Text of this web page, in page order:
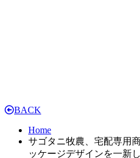
BACK
Home
サゴタニ牧農、宅配専用
ッケージデザインを一新